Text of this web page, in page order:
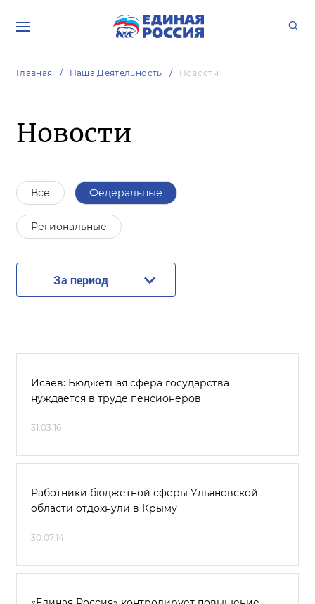
Главная Наша Деятельность Новости
Новости
Все Федеральные
Региональные
За период
Исаев: Бюджетная сфера государства
нуждается в труде пенсионеров
31.03.16
Работники бюджетной сферы Ульяновской
области отдохнули в Крыму
30.07.14